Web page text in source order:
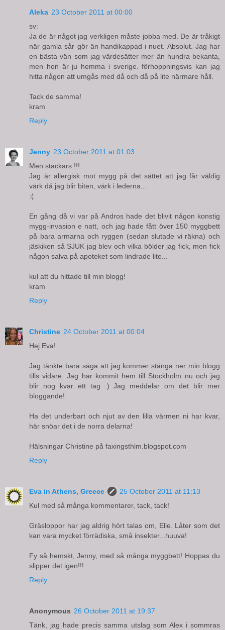
Aleka 23 October 2011 at 00:00
sv:
Ja de är något jag verkligen måste jobba med. De är tråkigt
när gamla sår gör än handikappad i nuet. Absolut. Jag har
en bästa vän som jag värdesätter mer än hundra bekanta,
men hon är ju hemma i sverige. förhoppningsvis kan jag
hitta någon att umgås med då och då på lite närmare håll.
Tack de samma!
kram
Reply
Jenny 23 October 2011 at 01:03
Men stackars !!!
Jag är allergisk mot mygg på det sättet att jag får väldig
värk då jag blir biten, värk i lederna...
:(
En gång då vi var på Andros hade det blivit någon konstig
mygg-invasion e natt, och jag hade fått över 150 myggbett
på bara armarna och ryggen (sedan slutade vi räkna) och
jäskiken så SJUK jag blev och vilka bölder jag fick, men fick
någon salva på apoteket som lindrade lite...
kul att du hittade till min blogg!
kram
Reply
Christine 24 October 2011 at 00:04
Hej Eva!
Jag tänkte bara säga att jag kommer stänga ner min blogg
tills vidare. Jag har kommit hem till Stockholm nu och jag
blir nog kvar ett tag :) Jag meddelar om det blir mer
bloggande!
Ha det underbart och njut av den lilla värmen ni har kvar,
här snöar det i de norra delarna!
Hälsningar Christine på faxingsthlm.blogspot.com
Reply
Eva in Athens, Greece
25 October 2011 at 11:13
Kul med så många kommentarer, tack, tack!
Gräsloppor har jag aldrig hört talas om, Elle. Låter som det
kan vara mycket förrädiska, små insekter...huuva!
Fy så hemskt, Jenny, med så många myggbett! Hoppas du
slipper det igen!!!
Reply
Anonymous 26 October 2011 at 19:37
Tänk, jag hade precis samma utslag som Alex i sommras